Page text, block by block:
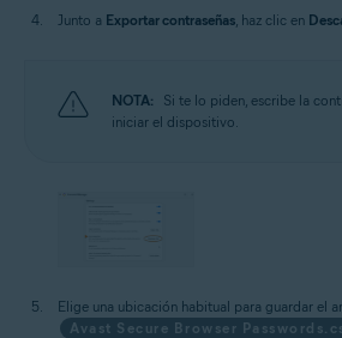
Junto a Exportar contraseñas, haz clic en
NOTA:
Si te lo piden, escribe la
iniciar el dispositivo.
Elige una ubicación habitual para guardar el
Avast Secure Browser